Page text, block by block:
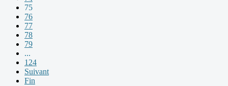
75
76
77
78
79
...
124
Suivant
Fin